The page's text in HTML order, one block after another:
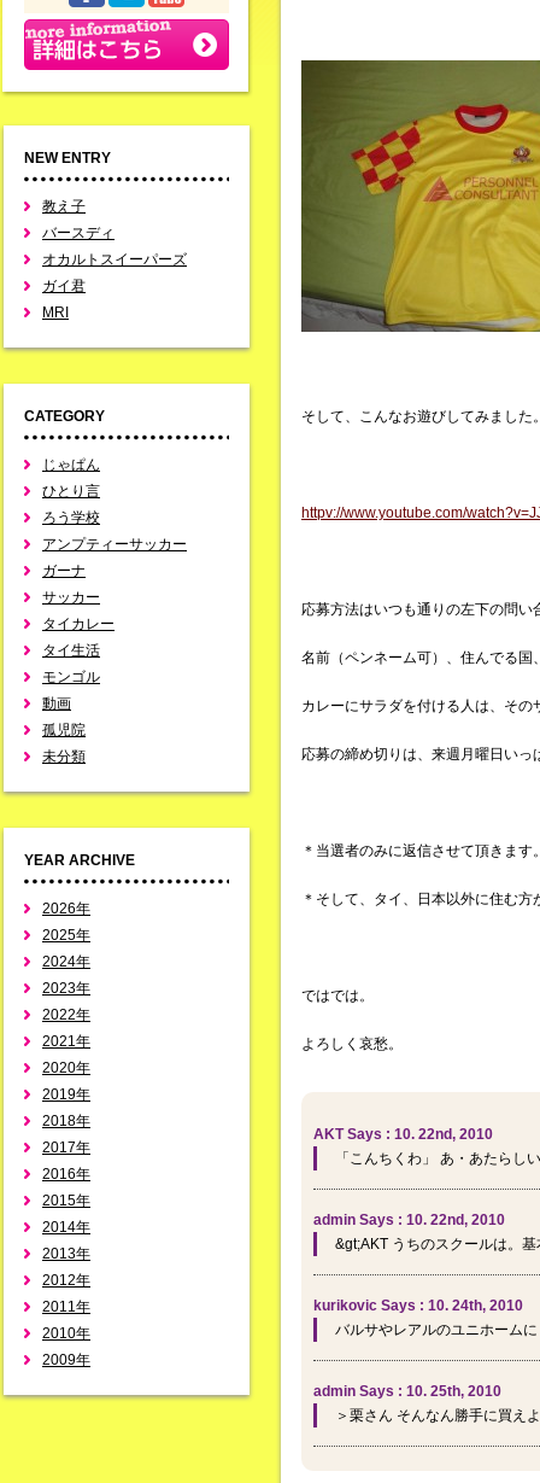
NEW ENTRY
教え子
バースディ
オカルトスイーパーズ
ガイ君
MRI
CATEGORY
じゃぱん
ひとり言
ろう学校
アンプティーサッカー
ガーナ
サッカー
タイカレー
タイ生活
モンゴル
動画
孤児院
未分類
YEAR ARCHIVE
2026年
2025年
2024年
2023年
2022年
2021年
2020年
2019年
2018年
2017年
2016年
2015年
2014年
2013年
2012年
2011年
2010年
2009年
そして、こんなお遊びしてみました
httpv://www.youtube.com/
応募方法はいつも通りの左下の問い
名前（ペンネーム可）、住んでる国
カレーにサラダを付ける人は、そ
応募の締め切りは、来週月曜日いっ
＊当選者のみに返信させて頂きます
＊そして、タイ、日本以外に住む
ではでは。
よろしく哀愁。
AKT Says : 10. 22nd, 2010
「こんちくわ」 あ・あたらし
admin Says : 10. 22nd, 2010
&gt;AKT うちのスクールは。
kurikovic Says : 10. 24th, 2010
バルサやレアルのユニホーム
admin Says : 10. 25th, 2010
＞栗さん そんなん勝手に買え